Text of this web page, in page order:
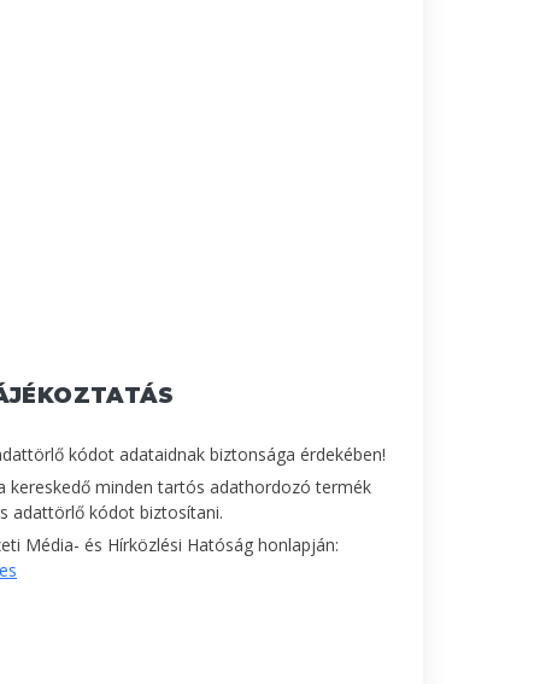
kódot adataidnak biztonsága érdekében!
kereskedő minden tartós adathordozó termék
adattörlő kódot biztosítani.
Média- és Hírközlési Hatóság honlapján: